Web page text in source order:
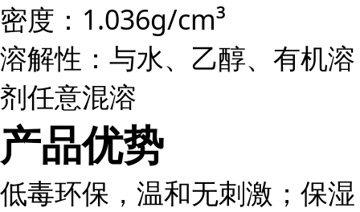
密度：1.036g/cm³
溶解性：与水、乙醇、有机溶
剂任意混溶
产品优势
低毒环保，温和无刺激；保湿